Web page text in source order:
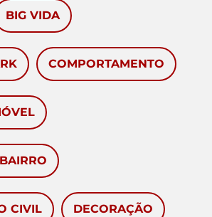
BIG VIDA
COMPORTAMENTO
CIVIL DECORAÇÃO